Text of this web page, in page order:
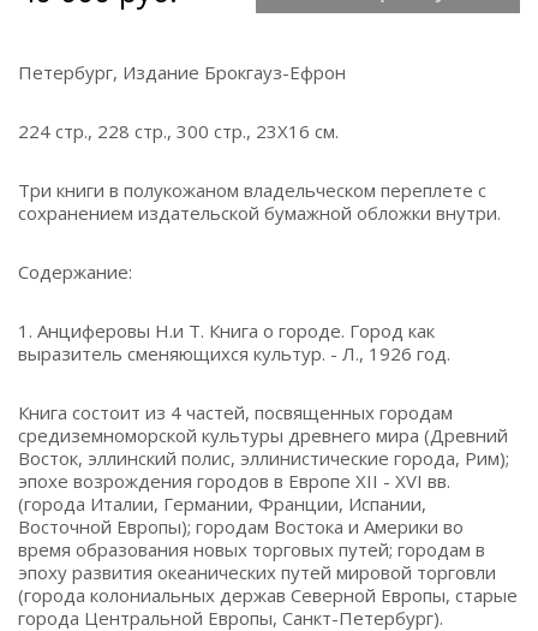
Петербург, Издание Брокгауз-Ефрон
224 стр., 228 стр., 300 стр., 23Х16 см.
Три книги в полукожаном владельческом переплете с
сохранением издательской бумажной обложки внутри.
Содержание:
1. Анциферовы Н.и Т. Книга о городе. Город как
выразитель сменяющихся культур. - Л., 1926 год.
Книга состоит из 4 частей, посвященных городам
средиземноморской культуры древнего мира (Древний
Восток, эллинский полис, эллинистические города, Рим);
эпохе возрождения городов в Европе XII - XVI вв.
(города Италии, Германии, Франции, Испании,
Восточной Европы); городам Востока и Америки во
время образования новых торговых путей; городам в
эпоху развития океанических путей мировой торговли
(города колониальных держав Северной Европы, старые
города Центральной Европы, Санкт-Петербург).